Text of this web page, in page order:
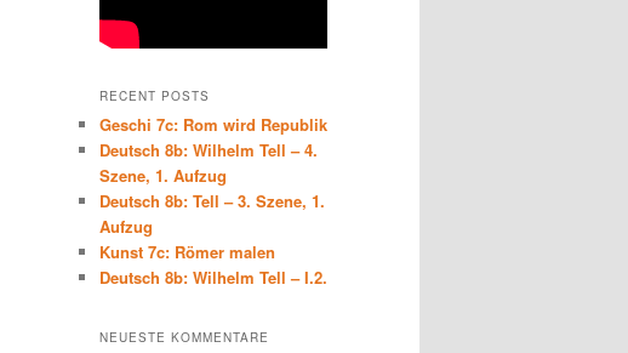
RECENT POSTS
Geschi 7c: Rom wird Republik
Deutsch 8b: Wilhelm Tell – 4.
Szene, 1. Aufzug
Deutsch 8b: Tell – 3. Szene, 1.
Aufzug
Kunst 7c: Römer malen
Deutsch 8b: Wilhelm Tell – I.2.
NEUESTE KOMMENTARE